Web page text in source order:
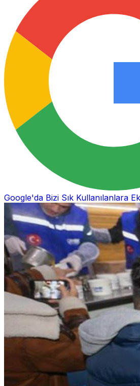
Google'da Bizi Sık Kullanılanlara